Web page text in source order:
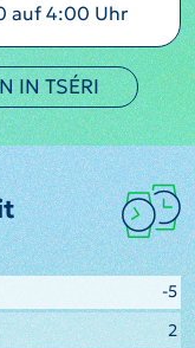
auf 4:00 Uhr
IN TSÉRI
-5
2